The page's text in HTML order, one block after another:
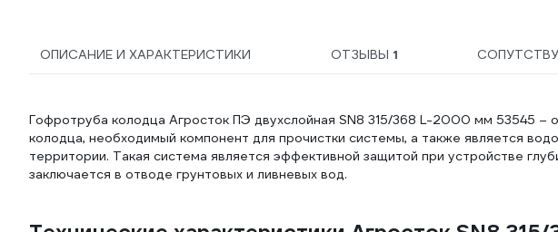
ОПИСАНИЕ И ХАРАКТЕРИСТИКИ ОТЗЫВЫ 1
Гофротруба колодца Агросток ПЭ двухслойная SN8 315/368 L-2000 мм 53545 –
колодца, необходимый компонент для прочистки системы, а также является
территории. Такая система является эффективной защитой при устройстве
заключается в отводе грунтовых и ливневых вод.